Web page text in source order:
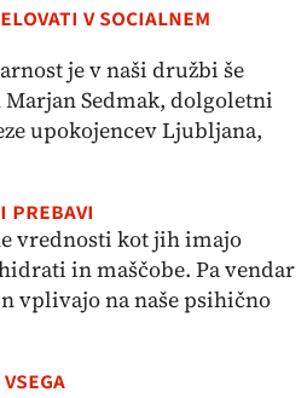
v socialnem
je v naši družbi še
Sedmak, dolgoletni
upokojencev Ljubljana,
prebavi
vrednosti kot jih imajo
in maščobe. Pa vendar
vplivajo na naše psihično